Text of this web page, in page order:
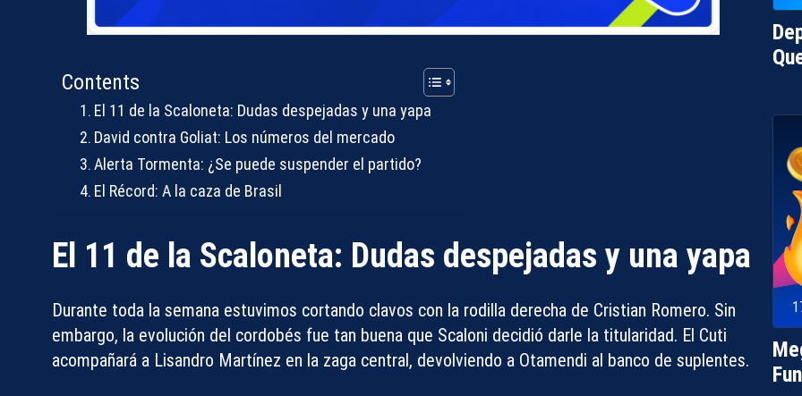
Contents
El 11 de la Scaloneta: Dudas despejadas y una yapa
David contra Goliat: Los números del mercado
Alerta Tormenta: ¿Se puede suspender el partido?
El Récord: A la caza de Brasil
El 11 de la Scaloneta: Dudas despejadas y una yapa
Durante toda la semana estuvimos cortando clavos con la rodilla derecha de Cristian Romero. Sin
embargo, la evolución del cordobés fue tan buena que Scaloni decidió darle la titularidad. El Cuti
acompañará a Lisandro Martínez en la zaga central, devolviendo a Otamendi al banco de suplentes.